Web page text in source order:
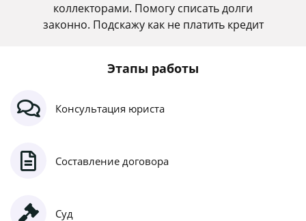
коллекторами. Помогу списать долги
законно. Подскажу как не платить кредит
Этапы работы
Консультация юриста
Составление договора
Суд